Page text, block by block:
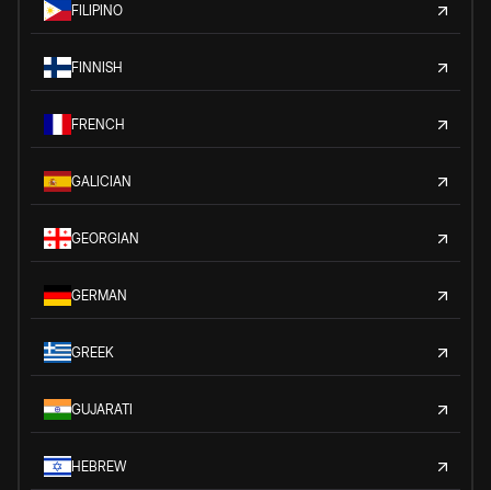
FILIPINO
FINNISH
FRENCH
GALICIAN
GEORGIAN
GERMAN
GREEK
GUJARATI
HEBREW